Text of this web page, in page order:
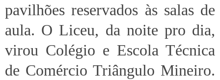
pavilhões reservados às salas de
aula. O Liceu, da noite pro dia,
virou Colégio e Escola Técnica
de Comércio Triângulo Mineiro.